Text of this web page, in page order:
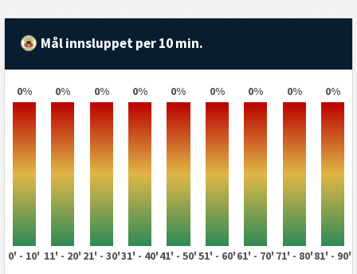
Mål innsluppet per 10 min.
0% 0% 0% 0% 0% 0% 0% 0% 0%
0' - 10' 11' - 20' 21' - 30'31' - 40'41' - 50'51' - 60'61' - 70' 71' - 80'81' - 90'